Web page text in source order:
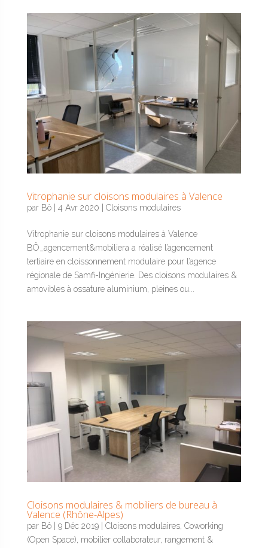
Vitrophanie sur cloisons modulaires à Valence
par Bô| 4 Avr 2020 Cloisons modulaires
Vitrophanie sur cloisons modulaires à Valence
BÔ_agencement&mobiliera a réalisé l’agencement
tertiaire en cloissonnement modulaire pour l’agence
régionale de Samfi-Ingénierie. Des cloisons modulaires &
amovibles à ossature aluminium, pleines ou...
Cloisons modulaires & mobiliers de bureau à
Valence (Rhône-Alpes)
par Bô| 9 Déc 2019| Cloisons modulaires, Coworking
(Open Space), mobilier collaborateur, rangement &